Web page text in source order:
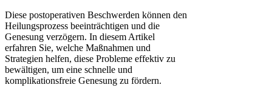
Diese postoperativen Beschwerden können den
Heilungsprozess beeinträchtigen und die
Genesung verzögern. In diesem Artikel
erfahren Sie, welche Maßnahmen und
Strategien helfen, diese Probleme effektiv zu
bewältigen, um eine schnelle und
komplikationsfreie Genesung zu fördern.